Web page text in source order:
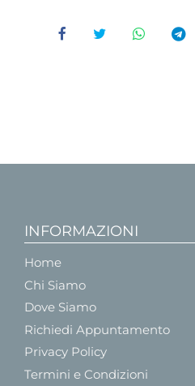
INFORMAZIONI
Home
Chi Siamo
Dove Siamo
Richiedi Appuntamento
Privacy Policy
Termini e Condizioni